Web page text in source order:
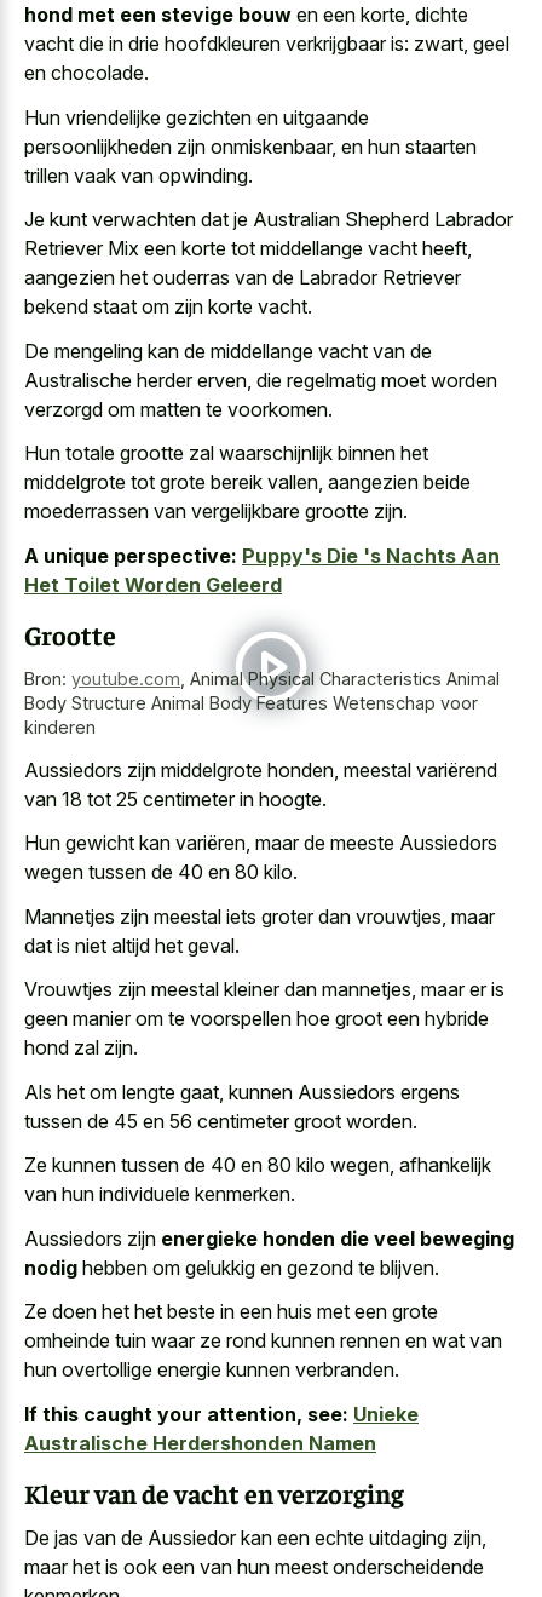
hond met een stevige bouw en een korte, dichte
vacht die in drie hoofdkleuren verkrijgbaar is: zwart, geel
en chocolade.
Hun vriendelijke gezichten en uitgaande
persoonlijkheden zijn onmiskenbaar, en hun staarten
trillen vaak van opwinding.
Je kunt verwachten dat je Australian Shepherd Labrador
Retriever Mix een korte tot middellange vacht heeft,
aangezien het ouderras van de Labrador Retriever
bekend staat om zijn korte vacht.
De mengeling kan de middellange vacht van de
Australische herder erven, die regelmatig moet worden
verzorgd om matten te voorkomen.
Hun totale grootte zal waarschijnlijk binnen het
middelgrote tot grote bereik vallen, aangezien beide
moederrassen van vergelijkbare grootte zijn.
A unique perspective: Puppy's Die 's Nachts Aan
Het Toilet Worden Geleerd
Grootte
Bron: youtube.com Animal Physical Characteristics Animal
Body Structure Animal Body Features Wetenschap voor
kinderen
Aussiedors zijn middelgrote honden, meestal variërend
van 18 tot 25 centimeter in hoogte.
Hun gewicht kan variëren, maar de meeste Aussiedors
wegen tussen de 40 en 80 kilo.
Mannetjes zijn meestal iets groter dan vrouwtjes, maar
dat is niet altijd het geval.
Vrouwtjes zijn meestal kleiner dan mannetjes, maar er is
geen manier om te voorspellen hoe groot een hybride
hond zal zijn.
Als het om lengte gaat, kunnen Aussiedors ergens
tussen de 45 en 56 centimeter groot worden.
Ze kunnen tussen de 40 en 80 kilo wegen, afhankelijk
van hun individuele kenmerken.
Aussiedors zijn energieke honden die veel beweging
nodig hebben om gelukkig en gezond te blijven.
Ze doen het het beste in een huis met een grote
omheinde tuin waar ze rond kunnen rennen en wat van
hun overtollige energie kunnen verbranden.
If this caught your attention, see: Unieke
Australische Herdershonden Namen
Kleur van de vacht en verzorging
De jas van de Aussiedor kan een echte uitdaging zijn,
maar het is ook een van hun meest onderscheidende